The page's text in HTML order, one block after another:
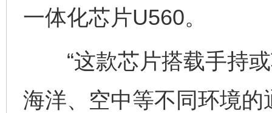
一体化芯片U560。
“这款芯片搭载手持或
海洋、空中等不同环境的